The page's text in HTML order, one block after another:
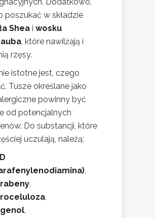
poszukać w składzie
Shea i wosku
, które nawilżają i
rzęsy.
istotne jest, czego
Tusze określane jako
powinny być
od potencjalnych
Do substancji, które
uczulają, należą:
,
,
,
,